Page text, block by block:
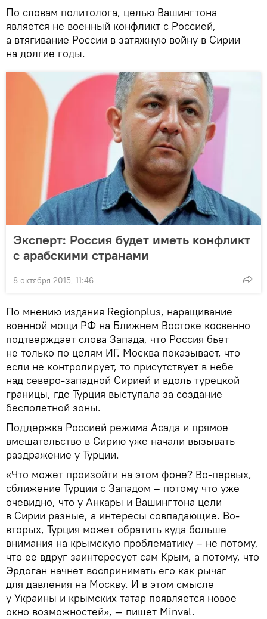
По словам политолога, целью Вашингтона
является не военный конфликт с Россией,
а втягивание России в затяжную войну в Сирии
на долгие годы.
Эксперт: Россия будет иметь конфликт
с арабскими странами
8 октября 2015, 11:46
По мнению издания Regionplus, наращивание
военной мощи РФ на Ближнем Востоке косвенно
подтверждает слова Запада, что Россия бьет
не только по целям ИГ. Москва показывает, что
если не контролирует, то присутствует в небе
над северо-западной Сирией и вдоль турецкой
границы, где Турция выступала за создание
бесполетной зоны.
Поддержка Россией режима Асада и прямое
вмешательство в Сирию уже начали вызывать
раздражение у Турции.
«Что может произойти на этом фоне? Во-первых,
сближение Турции с Западом – потому что уже
очевидно, что у Анкары и Вашингтона цели
в Сирии разные, а интересы совпадающие. Во-
вторых, Турция может обратить куда больше
внимания на крымскую проблематику – не потому,
что ее вдруг заинтересует сам Крым, а потому, что
Эрдоган начнет воспринимать его как рычаг
для давления на Москву. И в этом смысле
у Украины и крымских татар появляется новое
окно возможностей», — пишет Minval.